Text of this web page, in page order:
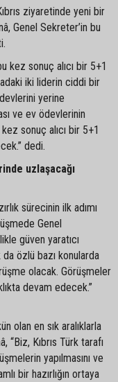
ziyaretinde yeni bir
Genel Sekreter’in bu
kez sonuç alıcı bir 5+1
iki liderin ciddi bir
yerine
ve ev ödevlerinin
sonuç alıcı bir 5+1
dedi.
uzlaşacağı
sürecinin ilk adımı
Genel
güven yaratıcı
özlü bazı konularda
olacak. Görüşmeler
devam edecek.”
olan en sık aralıklarla
“Biz, Kıbrıs Türk tarafı
yapılmasını ve
bir hazırlığın ortaya